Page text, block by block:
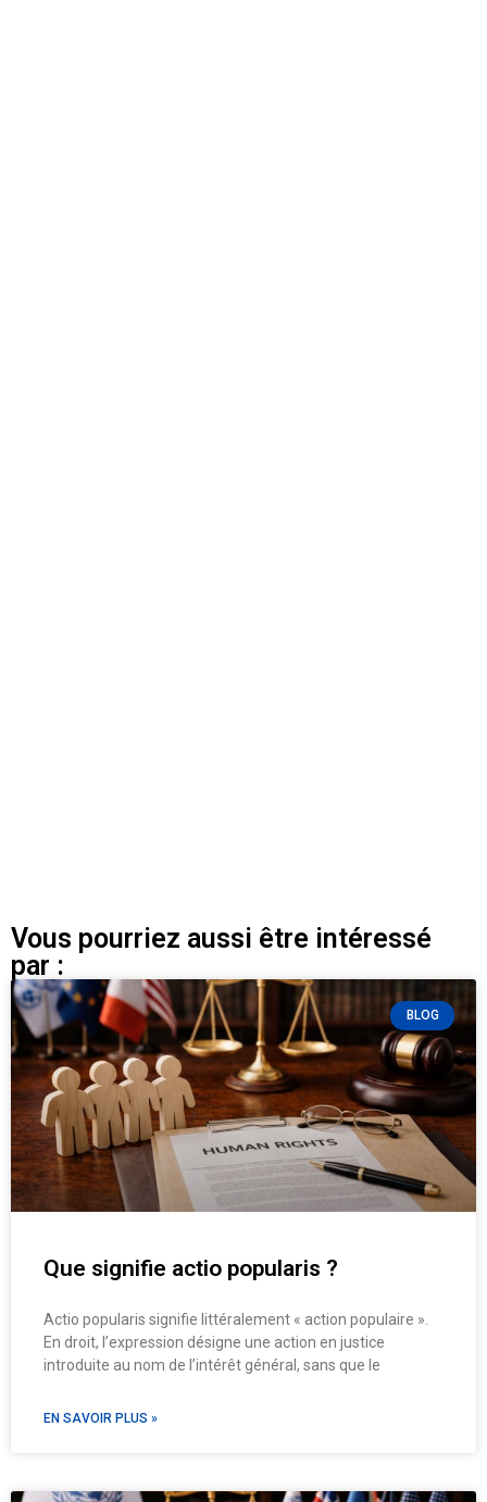
Vous pourriez aussi être intéressé
par :
BLOG
Que signifie actio popularis ?
Actio popularis signifie littéralement « action populaire ».
En droit, l’expression désigne une action en justice
introduite au nom de l’intérêt général, sans que le
EN SAVOIR PLUS »